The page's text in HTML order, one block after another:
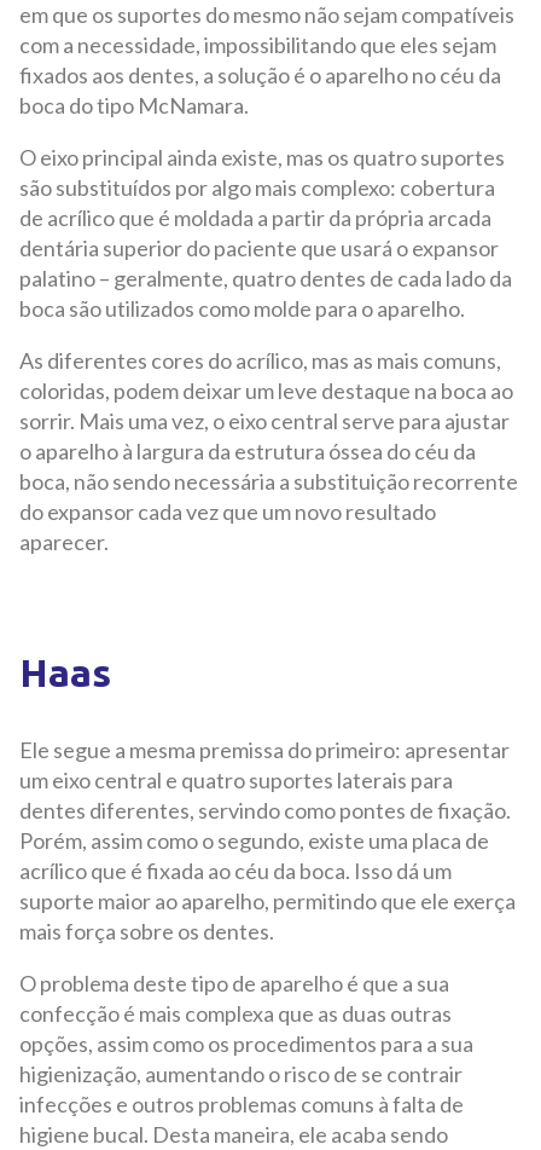
em que os suportes do mesmo não sejam compatíveis
com a necessidade, impossibilitando que eles sejam
fixados aos dentes, a solução é o aparelho no céu da
boca do tipo McNamara.
O eixo principal ainda existe, mas os quatro suportes
são substituídos por algo mais complexo: cobertura
de acrílico que é moldada a partir da própria arcada
dentária superior do paciente que usará o expansor
palatino – geralmente, quatro dentes de cada lado da
boca são utilizados como molde para o aparelho.
As diferentes cores do acrílico, mas as mais comuns,
coloridas, podem deixar um leve destaque na boca ao
sorrir. Mais uma vez, o eixo central serve para ajustar
o aparelho à largura da estrutura óssea do céu da
boca, não sendo necessária a substituição recorrente
do expansor cada vez que um novo resultado
aparecer.
Haas
Ele segue a mesma premissa do primeiro: apresentar
um eixo central e quatro suportes laterais para
dentes diferentes, servindo como pontes de fixação.
Porém, assim como o segundo, existe uma placa de
acrílico que é fixada ao céu da boca. Isso dá um
suporte maior ao aparelho, permitindo que ele exerça
mais força sobre os dentes.
O problema deste tipo de aparelho é que a sua
confecção é mais complexa que as duas outras
opções, assim como os procedimentos para a sua
higienização, aumentando o risco de se contrair
infecções e outros problemas comuns à falta de
higiene bucal. Desta maneira, ele acaba sendo